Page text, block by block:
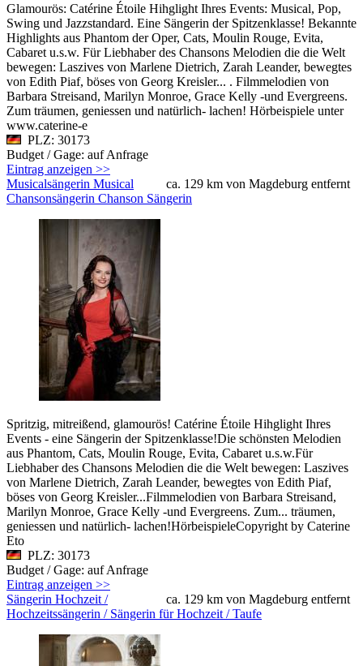
Glamourös: Catérine Étoile Hihglight Ihres Events: Musical, Pop,
Swing und Jazzstandard. Eine Sängerin der Spitzenklasse! Bekannte
Highlights aus Phantom der Oper, Cats, Moulin Rouge, Evita,
Cabaret u.s.w. Für Liebhaber des Chansons Melodien die die Welt
bewegen: Laszives von Marlene Dietrich, Zarah Leander, bewegtes
von Edith Piaf, böses von Georg Kreisler... . Filmmelodien von
Barbara Streisand, Marilyn Monroe, Grace Kelly -und Evergreens.
Zum träumen, geniessen und natürlich- lachen! Hörbeispiele unter
www.caterine-e
PLZ: 30173
Budget / Gage: auf Anfrage
Eintrag anzeigen >>
ca. 129 km von Magdeburg entfernt
Musicalsängerin Musical
Chansonsängerin Chanson Sängerin
Spritzig, mitreißend, glamourös! Catérine Étoile Hihglight Ihres
Events - eine Sängerin der Spitzenklasse!Die schönsten Melodien
aus Phantom, Cats, Moulin Rouge, Evita, Cabaret u.s.w.Für
Liebhaber des Chansons Melodien die die Welt bewegen: Laszives
von Marlene Dietrich, Zarah Leander, bewegtes von Edith Piaf,
böses von Georg Kreisler...Filmmelodien von Barbara Streisand,
Marilyn Monroe, Grace Kelly -und Evergreens. Zum... träumen,
geniessen und natürlich- lachen!HörbeispieleCopyright by Caterine
Eto
PLZ: 30173
Budget / Gage: auf Anfrage
Eintrag anzeigen >>
ca. 129 km von Magdeburg entfernt
Sängerin Hochzeit /
Hochzeitssängerin / Sängerin für Hochzeit / Taufe